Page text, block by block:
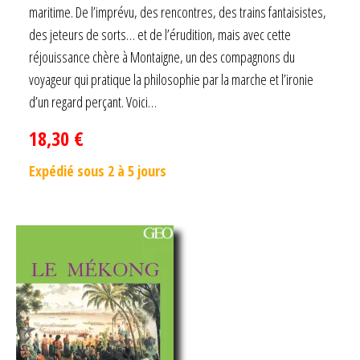
maritime. De l’imprévu, des rencontres, des trains fantaisistes,
des jeteurs de sorts… et de l’érudition, mais avec cette
réjouissance chère à Montaigne, un des compagnons du
voyageur qui pratique la philosophie par la marche et l’ironie
d’un regard perçant. Voici…
18,30 €
Expédié sous 2 à 5 jours